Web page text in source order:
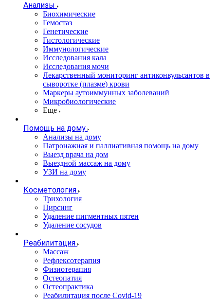
Анализы
Биохимические
Гемостаз
Генетические
Гистологические
Иммунологические
Исследования кала
Исследования мочи
Лекарственный мониторинг антиконвульсантов в
сыворотке (плазме) крови
Маркеры аутоиммунных заболеваний
Микробиологические
Еще
Помощь на дому
Анализы на дому
Патронажная и паллиативная помощь на дому
Выезд врача на дом
Выездной массаж на дому
УЗИ на дому
Косметология
Трихология
Пирсинг
Удаление пигментных пятен
Удаление сосудов
Реабилитация
Массаж
Рефлексотерапия
Физиотерапия
Остеопатия
Остеопрактика
Реабилитация после Covid-19